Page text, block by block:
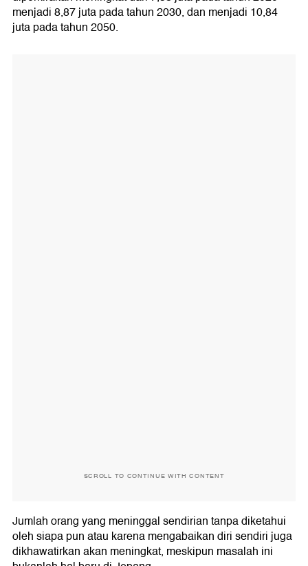
menjadi 8,87 juta pada tahun 2030, dan menjadi 10,84
juta pada tahun 2050.
SCROLL TO CONTINUE WITH CONTENT
Jumlah orang yang meninggal sendirian tanpa diketahui
oleh siapa pun atau karena mengabaikan diri sendiri juga
dikhawatirkan akan meningkat, meskipun masalah ini